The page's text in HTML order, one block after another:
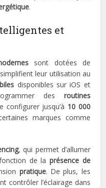
.
et
sont dotées de
leur utilisation au
disponibles sur iOS et
des routines
configurer jusqu’à 10 000
marques comme
, qui permet d’allumer
fonction de laprésence de
pratique. De plus, les
contrôler l’éclairage dans